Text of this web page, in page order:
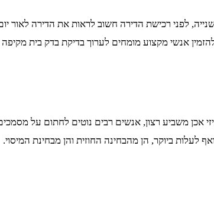
לפני רכישת הדירה חשוב לראות את הדירה לאור
אנשי מקצוע מומחים לערוך בדיקת בדק בית מקיפה
משביע רצון, אנשים רבים נוטים לחתום על מסמכים
לעלות ביוקר, הן מהבחינה החוזית והן מבחינת המיסוי.